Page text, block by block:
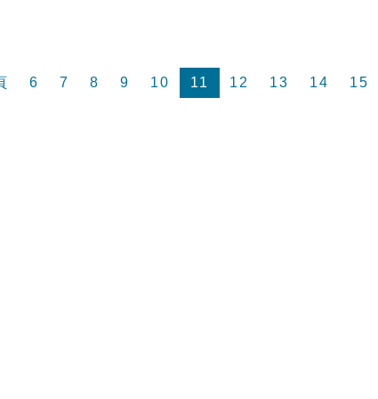
6 7 8 9 10 11 12 13 14 15